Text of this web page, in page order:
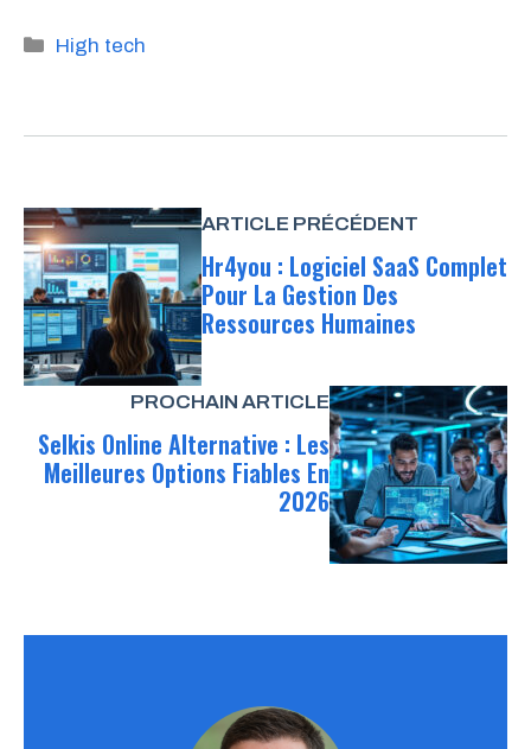
Catégories
High tech
ARTICLE PRÉCÉDENT
Hr4you : Logiciel SaaS Complet
Pour La Gestion Des
Ressources Humaines
PROCHAIN ARTICLE
Selkis Online Alternative : Les
Meilleures Options Fiables En
2026